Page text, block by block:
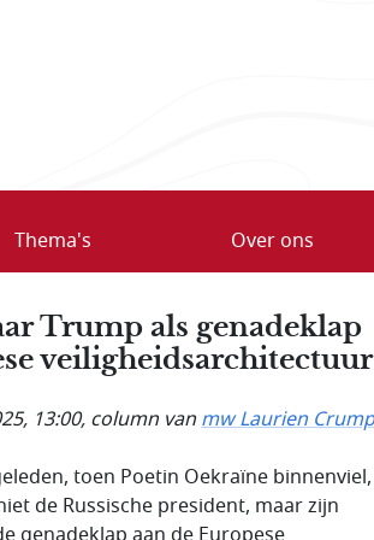
Thema's Over ons
Trump als genadeklap
veiligheids­architectuur
13:00, column vanmw Laurien Crump
toen Poetin Oekraïne binnenviel,
de Russische president, maar zijn